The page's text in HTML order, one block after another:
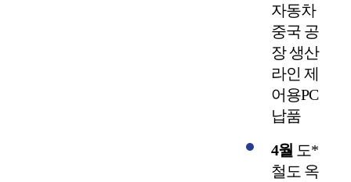
자동차
중국 공
장 생산
라인 제
어용PC
납품
4월 도*
철도 옥